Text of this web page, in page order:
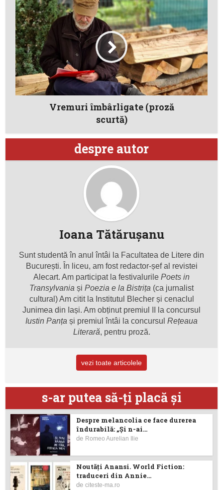
Vremuri îmbârligate (proză
scurtă)
despre autor
Ioana Tătăruşanu
Sunt studentă în anul întâi la Facultatea de Litere din
București. În liceu, am fost redactor-șef al revistei
Alecart. Am participat la festivalurile Poets in
Transylvania și Poezia e la Bistrița (ca jurnalist
cultural) Am citit la Institutul Blecher și cenaclul
Junimea din Iași. Am obținut premiul II la concursul
Iustin Panța și premiul întâi la concursul Rețeaua
Literară, pentru proză.
vezi toate articolele
s-ar putea să-ţi placă şi
Despre melancolia ce face durerea
îndurabilă: „Și n-ai...
de Romeo Aurelian Ilie
Noutăţi Anansi. World Fiction:
traduceri din Annie...
deciteste-ma.ro